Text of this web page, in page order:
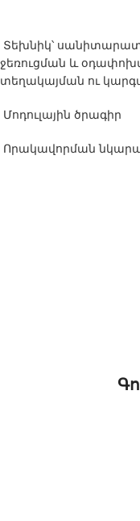
Տեխնիկ՝
ջեռուցման և
տեղակայման ու
Մոդուլային ծրագիր
Որակավորման